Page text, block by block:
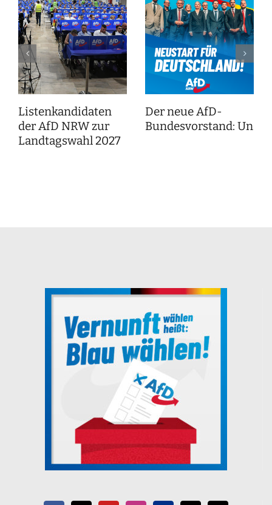
Listenkandidaten
der AfD NRW zur
Landtagswahl 2027
Der neue AfD-
Bundesvorstand: